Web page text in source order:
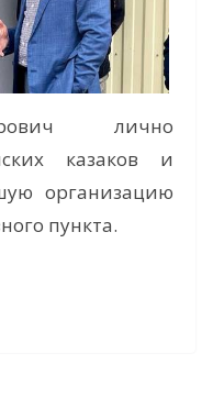
лично
казаков и
организацию
пункта.